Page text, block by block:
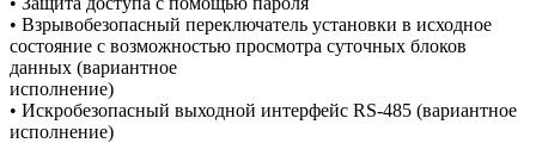
• Взрывобезопасный переключатель установки в исходное
состояние с возможностью просмотра суточных блоков
данных (вариантное
исполнение)
• Искробезопасный выходной интерфейс RS-485 (вариантное
исполнение)